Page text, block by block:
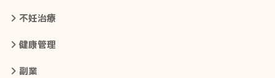
不妊治療
健康管理
副業